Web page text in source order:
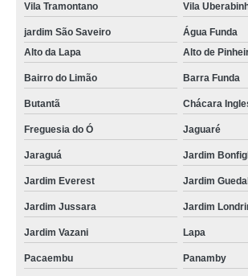
Vila Tramontano Vila
jardim São Saveiro
Água Funda
Alto da Lapa
Alto de
Bairro do Limão Barra Funda
Butantã Chácara
Freguesia do Ó Jaguaré
Jaraguá Jardim
Jardim Everest Jardim
Jardim Jussara Jardim
Jardim Vazani Lapa
Pacaembu Panamby